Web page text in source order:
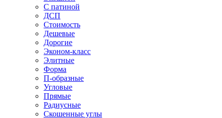
С патиной
ДСП
Стоимость
Дешевые
Дорогие
Эконом-класс
Элитные
Форма
П-образные
Угловые
Прямые
Радиусные
Скошенные углы